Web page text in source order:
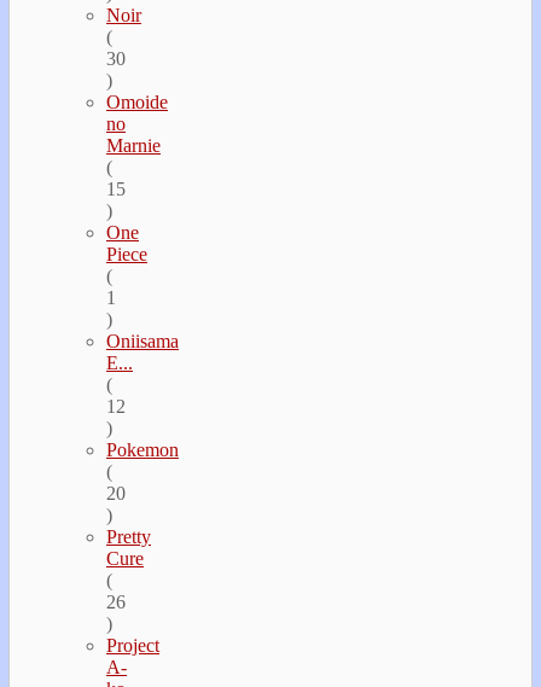
Noir
(
30
)
Omoide
no
Marnie
(
15
)
One
Piece
(
1
)
Oniisama
E...
(
12
)
Pokemon
(
20
)
Pretty
Cure
(
26
)
Project
A-